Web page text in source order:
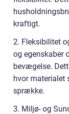
kraftigt.
2. Fleksibilitet
og egenskaber
bevægelse.
hvor materialet
sprække.
3. Miljø- og